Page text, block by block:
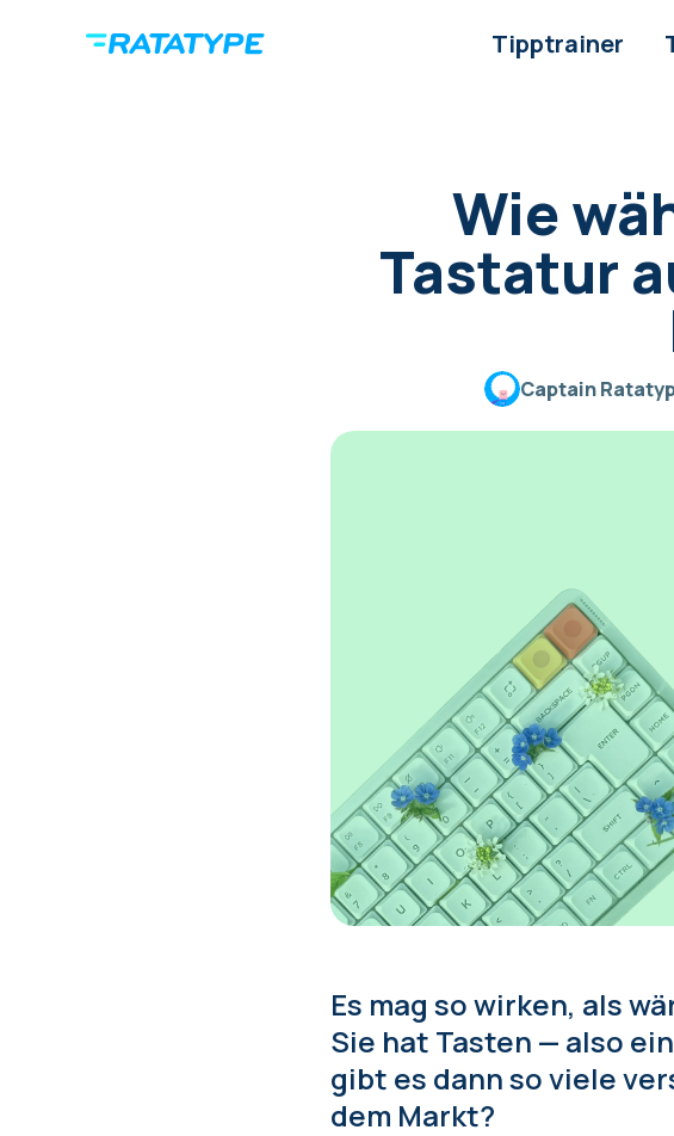
Tipptrainer
Wie
Tastatur
Captain
Es mag so wirken, als
Sie hat Tasten — also
gibt es dann so viele
dem Markt?